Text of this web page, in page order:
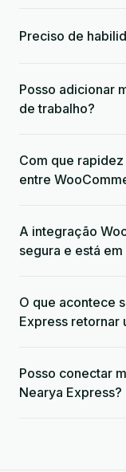
Preciso de
Posso adicionar
de trabalho?
Com que
entre
A integração
segura e está
O que acontece
Express retornar
Posso conectar
Nearya Express?